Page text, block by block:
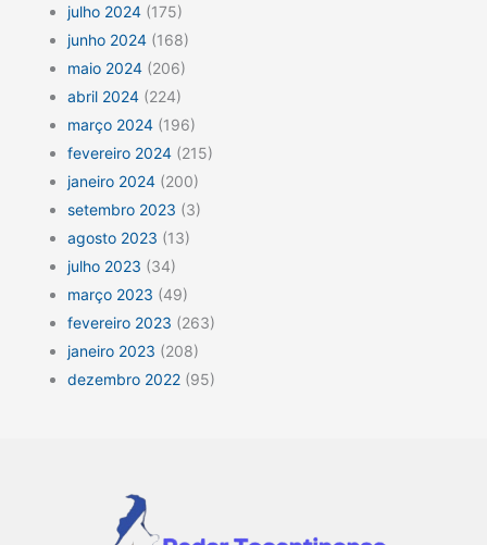
julho 2024 (175)
junho 2024 (168)
maio 2024 (206)
abril 2024 (224)
março 2024 (196)
fevereiro 2024 (215)
janeiro 2024 (200)
setembro 2023 (3)
agosto 2023 (13)
julho 2023 (34)
março 2023 (49)
fevereiro 2023 (263)
janeiro 2023 (208)
dezembro 2022 (95)